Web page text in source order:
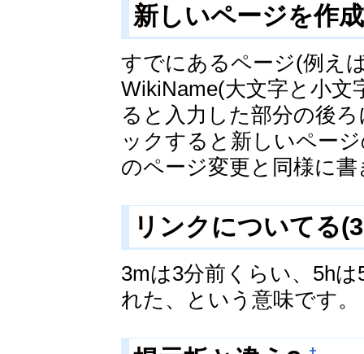
新しいページを作
すでにあるページ(例え
WikiName(大文字と小文
ると入力した部分の後
ックすると新しいペー
のページ変更と同様に
リンクについてる
3mは3分前くらい、5h
れた、という意味です。